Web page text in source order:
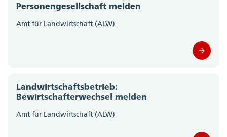
Volkswirtschaftsdepartement;
Personengesellschaft melden
Amt für Landwirtschaft (ALW)
Landwirtschaftsbetrieb:
Bewirtschafterwechsel melden
Amt für Landwirtschaft (ALW)